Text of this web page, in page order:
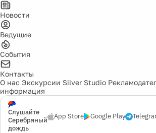
Новости
Ведущие
События
Контакты
О нас Экскурсии Silver Studio
информация
Слушайте
Серебряный
дождь
App Store Google Play